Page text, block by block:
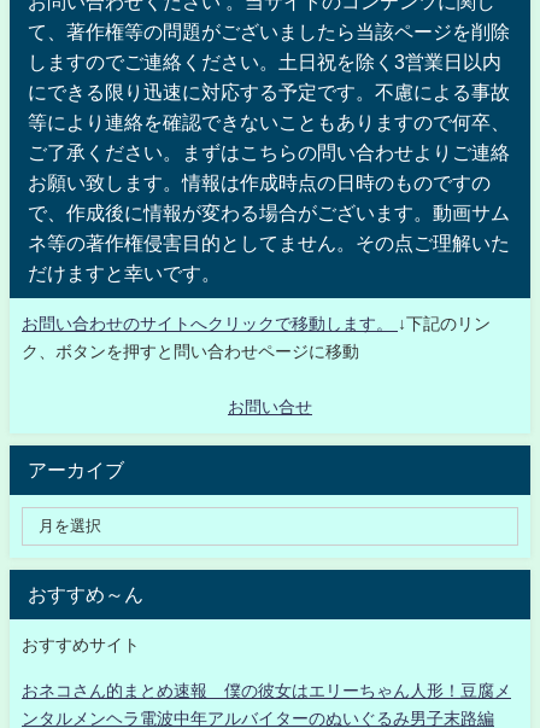
て、著作権等の問題がございましたら当該ページを削除
しますのでご連絡ください。土日祝を除く3営業日以内
にできる限り迅速に対応する予定です。不慮による事故
等により連絡を確認できないこともありますので何卒、
ご了承ください。まずはこちらの問い合わせよりご連絡
お願い致します。情報は作成時点の日時のものですの
で、作成後に情報が変わる場合がございます。動画サム
ネ等の著作権侵害目的としてません。その点ご理解いた
だけますと幸いです。
お問い合わせのサイトへクリックで移動します。
↓下記のリン
ク、ボタンを押すと問い合わせページに移動
お問い合せ
アーカイブ
おすすめ～ん
おすすめサイト
おネコさん的まとめ速報 僕の彼女はエリーちゃん人形！豆腐メ
ンタルメンヘラ電波中年アルバイターのぬいぐるみ男子末路編